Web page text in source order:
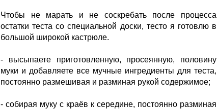
Чтобы не марать и не соскребать после процесса
остатки теста со специальной доски, тесто я готовлю в
большой широкой кастрюле.
- высыпаете приготовленную, просеянную, половину
муки и добавляете все мучные ингредиенты для теста,
постоянно размешивая и разминая рукой содержимое;
- собирая муку с краёв к середине, постоянно разминая